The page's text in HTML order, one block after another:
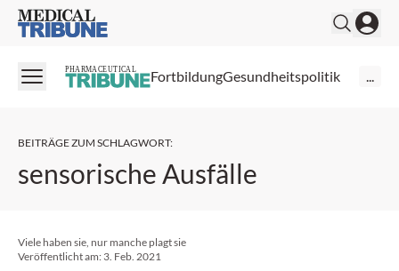
Medical Tribune
PHARMACEUTICAL FortbildungGesundheitspolitik ...
BEITRÄGE ZUM SCHLAGWORT:
sensorische Ausfälle
Viele haben sie, nur manche plagt sie
Veröffentlicht am: 3. Feb. 2021